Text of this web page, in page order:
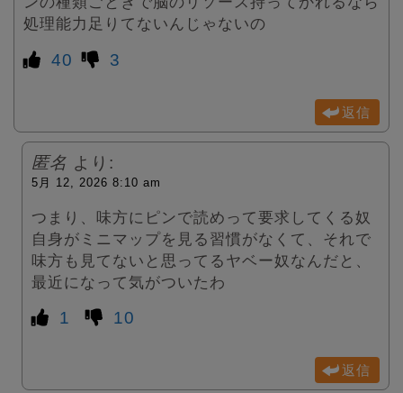
処理能力足りてないんじゃないの
40 3
返信
匿名 より:
5月 12, 2026 8:10 am
つまり、味方にピンで読めって要求してくる奴
自身がミニマップを見る習慣がなくて、それで
味方も見てないと思ってるヤベー奴なんだと、
最近になって気がついたわ
1 10
返信